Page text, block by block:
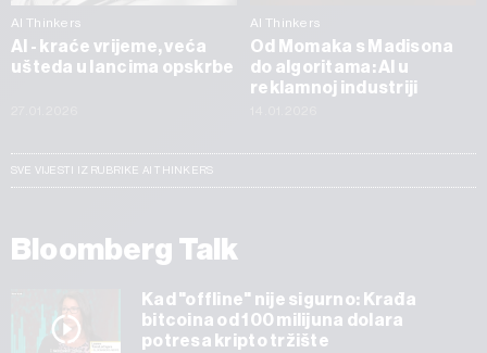
AI Thinkers
AI - kraće vrijeme, veća
ušteda u lancima opskrbe
AI Thinkers
Od Momaka s Madisona
do algoritama: AI u
reklamnoj industriji
SVE VIJESTI IZ RUBRIKE AI THINKERS
Bloomberg Talk
Kad "offline" nije sigurno: Krađa
bitcoina od 100 milijuna dolara
potresa kripto tržište